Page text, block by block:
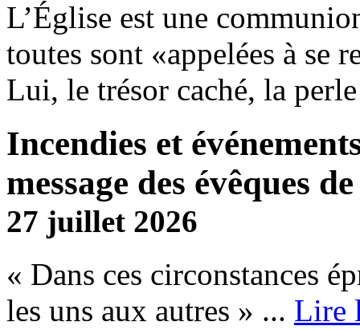
L’Église est une
toutes sont «appelées à se
Lui, le trésor caché, la
Incendies et
message des évêques
27 juillet 2026
« Dans ces circonstances
les uns aux autres » ... Lire